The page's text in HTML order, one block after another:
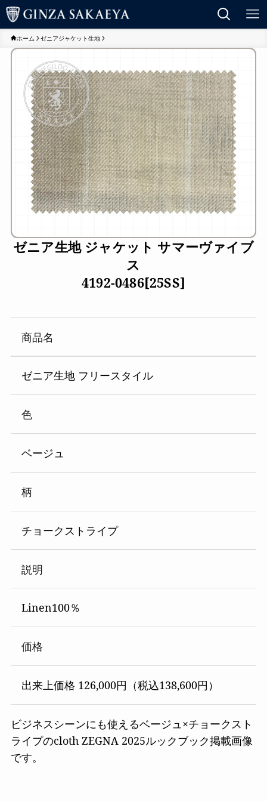
ホーム ゼニアジャケット生地
ゼニア生地 ジャケット サマーヴァイブ
ス
4192-0486[25SS]
商品名
ゼニア生地 フリースタイル
色
ベージュ
柄
チョークストライプ
説明
Linen100％
価格
出来上価格 126,000円（税込138,600円）
ビジネスシーンにも使えるベージュ×チョークスト
ライプのcloth ZEGNA 2025ルックブック掲載画像
です。